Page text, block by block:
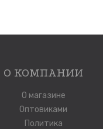
О КОМПАНИИ
О магазине
Оптовиками
Политика